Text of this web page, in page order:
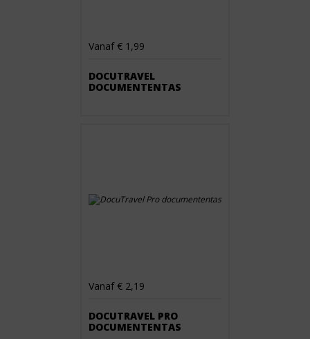
Vanaf € 1,99
DOCUTRAVEL
DOCUMENTENTAS
Vanaf € 2,19
DOCUTRAVEL PRO
DOCUMENTENTAS